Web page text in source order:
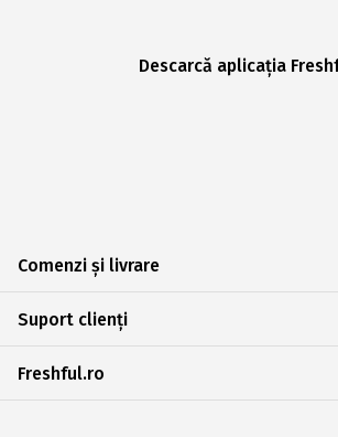
Descarcă aplicația
Comenzi și livrare
Suport clienți
Freshful.ro